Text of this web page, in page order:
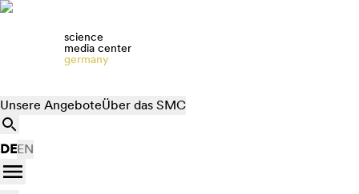
science
media center
germany
Unsere AngeboteÜber das SMC
DEEN